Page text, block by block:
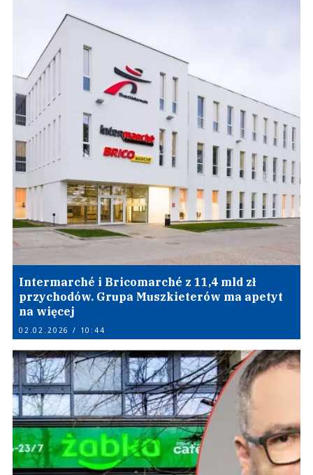
Intermarché i Bricomarché z 11,4 mld zł
przychodów. Grupa Muszkieterów ma apetyt
na więcej
02.02.2026 / 10:44